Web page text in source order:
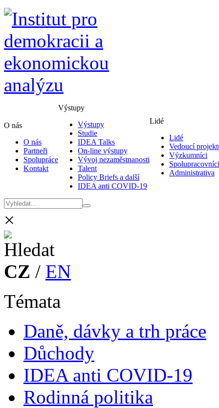
O nás
O nás
Partneři
Spolupráce
Kontakt
Výstupy
Výstupy
Studie
IDEA Talks
On-line výstupy
Vývoj nezaměstnanosti
Talent
Policy Briefs a další
IDEA anti COVID-19
Lidé
Lidé
Vedoucí
Výzkumníci
Spolupracovníci
Administrativa
×
CZ / EN
Témata
Daně, dávky a trh práce
Důchody
IDEA anti COVID-19
Rodinná politika